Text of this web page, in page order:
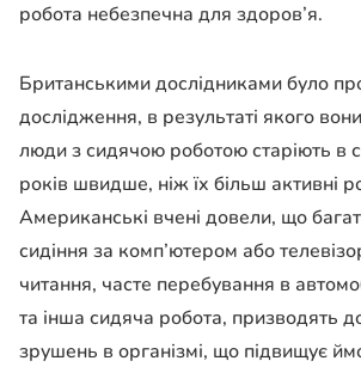
робота небезпечна для здоров’я.
Британськими дослідниками було
дослідження, в результаті якого
люди з сидячою роботою старіють в
років швидше, ніж їх більш активні
Американські вчені довели, що
сидіння за комп’ютером або
читання, часте перебування в
та інша сидяча робота, призводять
зрушень в організмі, що підвищує